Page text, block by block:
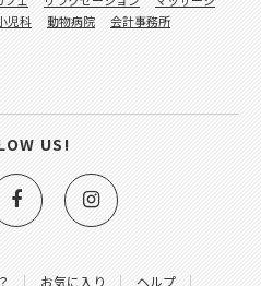
お気に入り ヘルプ
児科 動物病院
会計事務所
US!